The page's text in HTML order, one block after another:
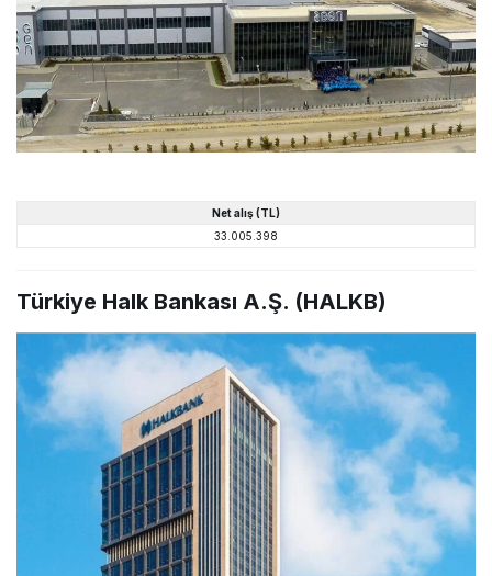
Net alış (TL)
33.005.398
Türkiye Halk Bankası A.Ş. (HALKB)